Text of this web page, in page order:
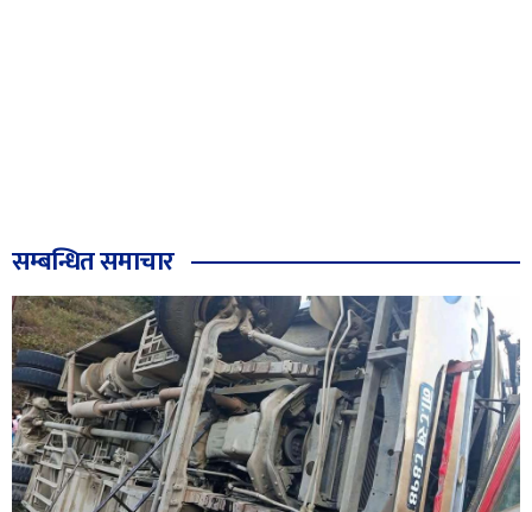
सम्बन्धित समाचार